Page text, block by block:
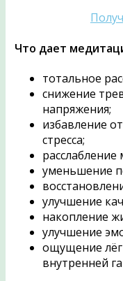
Что дает
тотальное
снижение
напряжения;
избавление
стресса;
уменьшение
улучшение
накопление
улучшение
ощущение
внутренней